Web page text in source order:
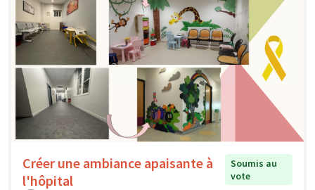
Créer une ambiance apaisante à
l'hôpital
Soumis au
vote